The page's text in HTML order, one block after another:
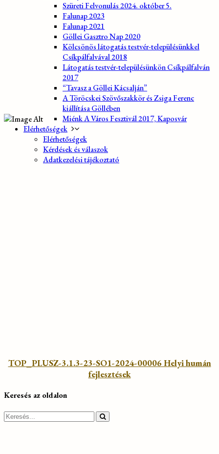
Szüreti Felvonulás 2024. október 5.
Falunap 2023
Falunap 2021
Göllei Gasztro Nap 2020
Kölcsönös látogatás testvér-településünkkel
Csíkpálfalvával 2018
Látogatás testvér-településünkön Csíkpálfalván
2017
“Tavasz a Göllei Kácsalján”
A Töröcskei Szövőszakkör és Zsiga Ferenc
kiállítása Göllében
Miénk A Város Fesztivál 2017, Kaposvár
Elérhetőségek
Elérhetőségek
Kérdések és válaszok
Adatkezelési tájékoztató
TOP_PLUSZ-3.1.3-23-SO1-2024-00006 Helyi humán
fejlesztések
Keresés az oldalon
Search